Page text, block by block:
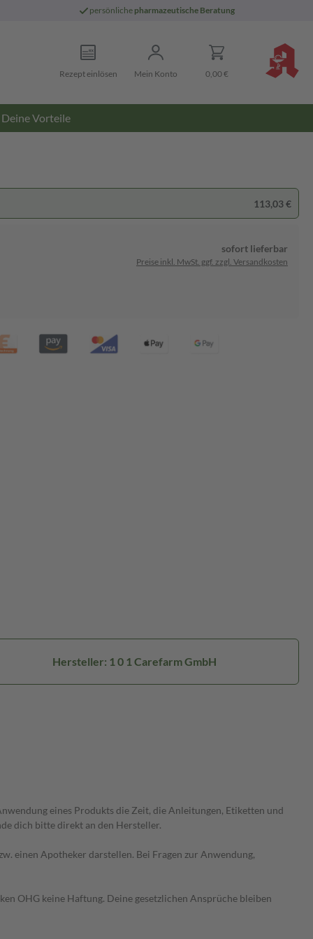
persönliche pharmazeutische Beratung
Rezept einlösen Mein Konto 0,00 €
Deine Vorteile
113,03 €
sofort lieferbar
Preise inkl. MwSt. ggf. zzgl. Versandkosten
Hersteller: 1 0 1 Carefarm GmbH
eines Produkts die Zeit, die Anleitungen, Etiketten und
dich bitte direkt an den Hersteller.
einen Apotheker darstellen. Bei Fragen zur Anwendung,
OHG keine Haftung. Deine gesetzlichen Ansprüche bleiben